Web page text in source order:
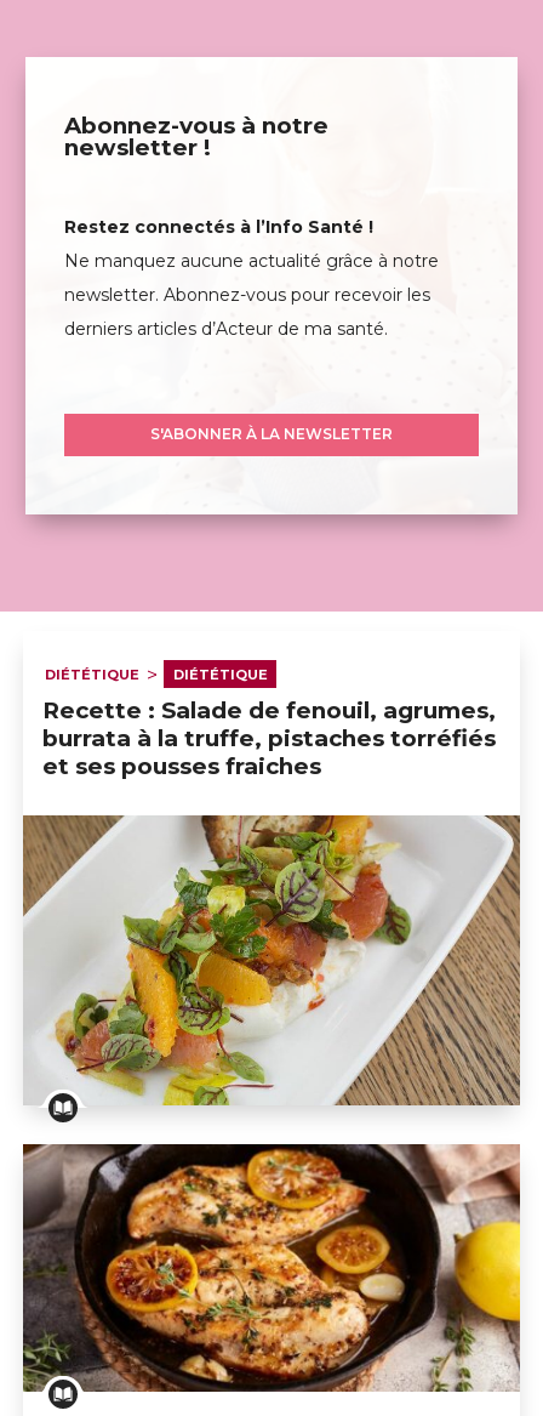
Abonnez-vous à notre
newsletter !
Restez connectés à l’Info Santé !
Ne manquez aucune actualité grâce à notre
newsletter. Abonnez-vous pour recevoir les
derniers articles d’Acteur de ma santé.
S'ABONNER À LA NEWSLETTER
DIÉTÉTIQUE DIÉTÉTIQUE
Recette : Salade de fenouil, agrumes,
burrata à la truffe, pistaches torréfiés
et ses pousses fraiches
Recette : Salade de fenouil, agrumes, burrata à la